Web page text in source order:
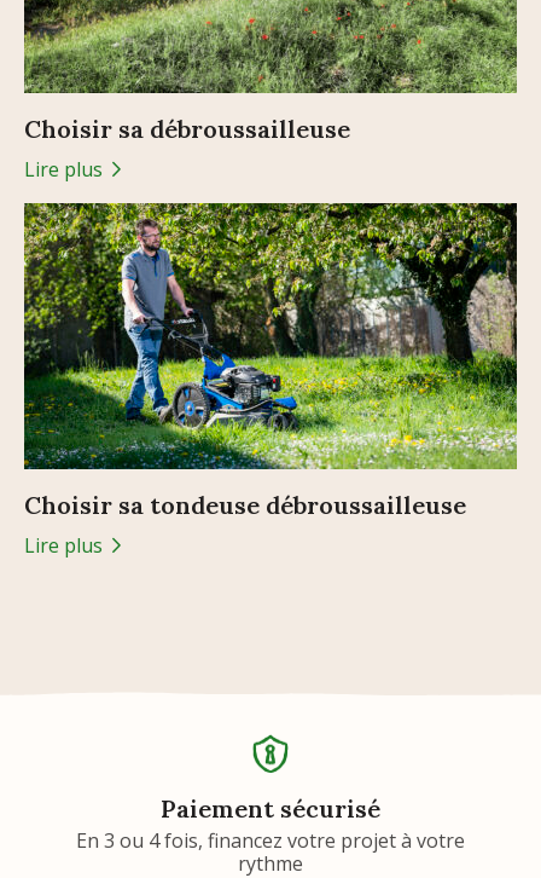
Choisir sa débroussailleuse
Lire plus
Choisir sa tondeuse débroussailleuse
Lire plus
Paiement sécurisé
En 3 ou 4 fois, financez votre projet à votre
rythme